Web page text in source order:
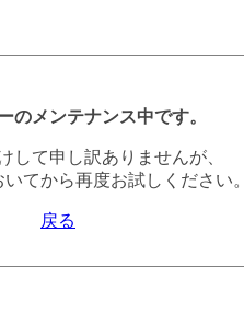
のメンテナンス中です。
して申し訳ありませんが、
てから再度お試しください。
戻る